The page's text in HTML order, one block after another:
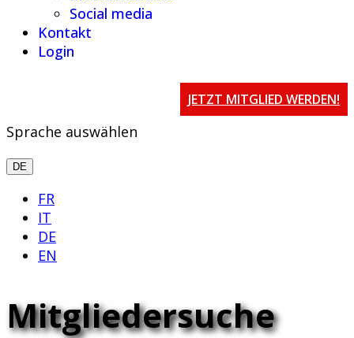
Social media
Kontakt
Login
JETZT MITGLIED WERDEN!
Sprache auswählen
DE
FR
IT
DE
EN
Mitgliedersuche